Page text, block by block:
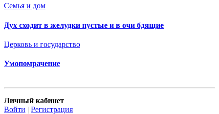
Семья и дом
Дух сходит в желудки пустые и в очи бдящие
Церковь и государство
Умопомрачение
Личный кабинет
Войти | Регистрация